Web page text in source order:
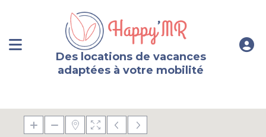
Des locations de vacances
adaptées à votre mobilité